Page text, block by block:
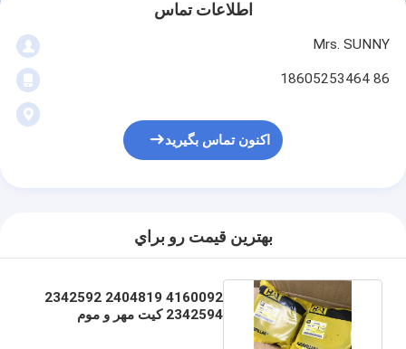
اطلاعات تماس
Mrs. SUNNY
86 18605253464
اکنون تماس بگیرید
بهترين قيمت رو براي
4160092 2404819 2342592
2342594 کیت مهر و موم